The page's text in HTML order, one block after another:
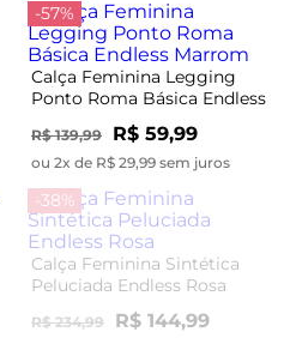
-57%
Calça Feminina Legging
Ponto Roma Básica Endless
R$ 139,99 R$ 59,99
ou 2x de R$ 29,99 sem juros
-38%
Calça Feminina Sintética
Peluciada Endless Rosa
R$ 234,99 R$ 144,99